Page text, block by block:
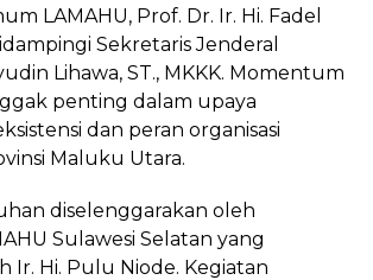
LAMAHU, Prof. Dr. Ir. Hi. Fadel
Sekretaris Jenderal
Lihawa, ST., MKKK. Momentum
penting dalam upaya
dan peran organisasi
Maluku Utara.
diselenggarakan oleh
Sulawesi Selatan yang
Ir. Hi. Pulu Niode. Kegiatan